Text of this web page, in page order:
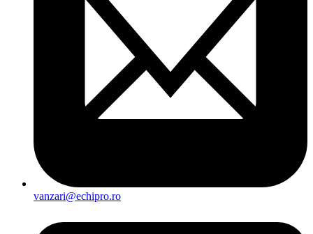
vanzari@echipro.ro